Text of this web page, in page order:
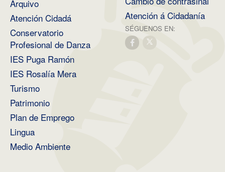
Arquivo
Atención Cidadá
Conservatorio
Profesional de Danza
IES Puga Ramón
IES Rosalía Mera
Turismo
Patrimonio
Plan de Emprego
Lingua
Medio Ambiente
Atención á Cidadanía
SÉGUENOS EN: